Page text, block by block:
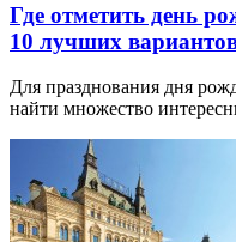
Где отметить день
10 лучших
Для празднования дня
найти множество